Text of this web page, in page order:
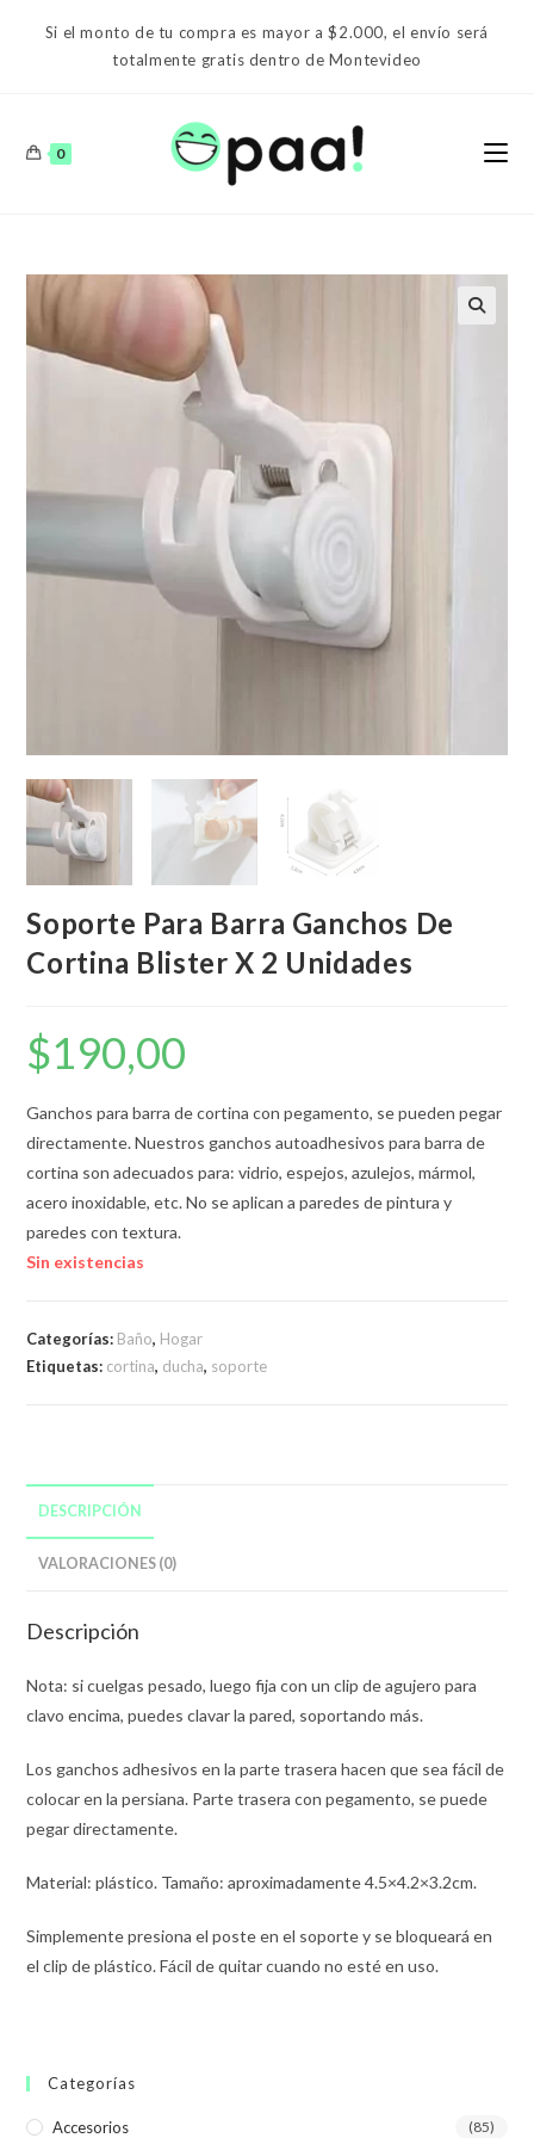
Si el monto de tu compra es mayor a $2.000, el envío será
totalmente gratis dentro de Montevideo
0
Soporte Para Barra Ganchos De
Cortina Blister X 2 Unidades
$190,00
Ganchos para barra de cortina con pegamento, se pueden pegar
directamente. Nuestros ganchos autoadhesivos para barra de
cortina son adecuados para: vidrio, espejos, azulejos, mármol,
acero inoxidable, etc. No se aplican a paredes de pintura y
paredes con textura.
Sin existencias
Categorías: Baño, Hogar
Etiquetas: cortina, ducha, soporte
DESCRIPCIÓN
VALORACIONES (0)
Descripción
Nota: si cuelgas pesado, luego fija con un clip de agujero para
clavo encima, puedes clavar la pared, soportando más.
Los ganchos adhesivos en la parte trasera hacen que sea fácil de
colocar en la persiana. Parte trasera con pegamento, se puede
pegar directamente.
Material: plástico. Tamaño: aproximadamente 4.5×4.2×3.2cm.
Simplemente presiona el poste en el soporte y se bloqueará en
el clip de plástico. Fácil de quitar cuando no esté en uso.
Categorías
Accesorios (85)